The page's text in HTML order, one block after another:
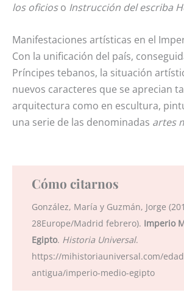
los oficioso Instrucción del escriba
Manifestaciones artísticas en el
Con la unificación del país,
Príncipes tebanos, la situación
nuevos caracteres que se aprecian
arquitectura como en escultura,
una serie de las denominadas artes
Cómo citarnos
González, María y Guzmán, Jorge
28Europe/Madrid febrero). Imperio
Egipto. Historia Universal.
https://mihistoriauniversal.com/
antigua/imperio-medio-egipto